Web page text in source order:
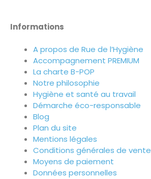
Informations
A propos de Rue de l’Hygiène
Accompagnement PREMIUM
La charte B-POP
Notre philosophie
Hygiène et santé au travail
Démarche éco-responsable
Blog
Plan du site
Mentions légales
Conditions générales de vente
Moyens de paiement
Données personnelles